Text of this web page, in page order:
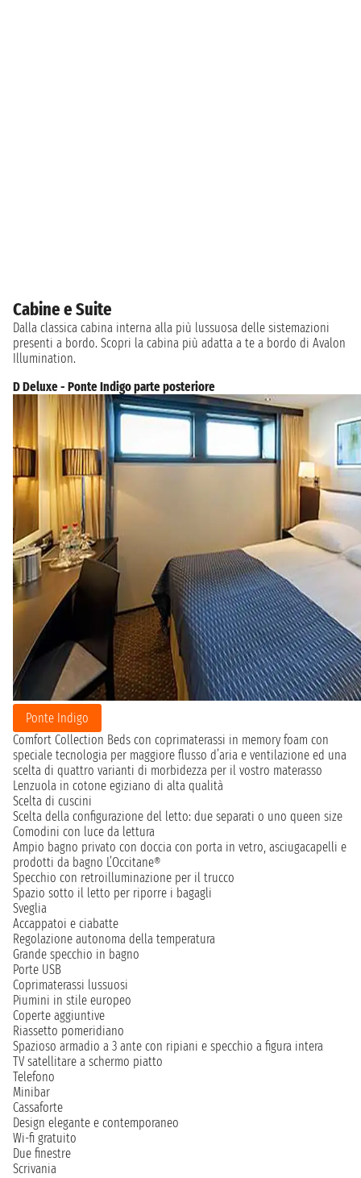
Cabine e Suite
Dalla classica cabina interna alla più lussuosa delle sistemazioni
presenti a bordo. Scopri la cabina più adatta a te a bordo di Avalon
Illumination.
D Deluxe - Ponte Indigo parte posteriore
Ponte Indigo
Comfort Collection Beds con coprimaterassi in memory foam con
speciale tecnologia per maggiore flusso d’aria e ventilazione ed una
scelta di quattro varianti di morbidezza per il vostro materasso
Lenzuola in cotone egiziano di alta qualità
Scelta di cuscini
Scelta della configurazione del letto: due separati o uno queen size
Comodini con luce da lettura
Ampio bagno privato con doccia con porta in vetro, asciugacapelli e
prodotti da bagno L’Occitane®
Specchio con retroilluminazione per il trucco
Spazio sotto il letto per riporre i bagagli
Sveglia
Accappatoi e ciabatte
Regolazione autonoma della temperatura
Grande specchio in bagno
Porte USB
Coprimaterassi lussuosi
Piumini in stile europeo
Coperte aggiuntive
Riassetto pomeridiano
Spazioso armadio a 3 ante con ripiani e specchio a figura intera
TV satellitare a schermo piatto
Telefono
Minibar
Cassaforte
Design elegante e contemporaneo
Wi-fi gratuito
Due finestre
Scrivania